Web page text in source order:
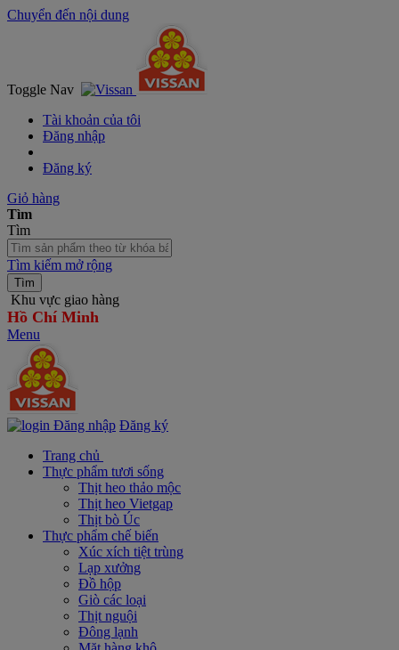
Chuyển đến nội dung
Toggle Nav
Tài khoản của tôi
Đăng nhập
Đăng ký
Giỏ hàng
Tìm
Tìm
Tìm kiếm mở rộng
Tìm
Khu vực giao hàng
Hồ Chí Minh
Menu
Đăng nhập Đăng ký
Trang chủ
Thực phẩm tươi sống
Thịt heo thảo mộc
Thịt heo Vietgap
Thịt bò Úc
Thực phẩm chế biến
Xúc xích tiệt trùng
Lạp xưởng
Đồ hộp
Giò các loại
Thịt nguội
Đông lạnh